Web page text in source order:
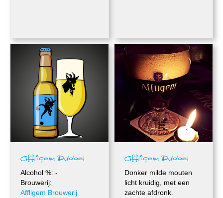
Affligem Dubbel
Alcohol %: -
Brouwerij:
Affligem Brouwerij
Affligem Dubbel
Donker milde mouten
licht kruidig, met een
zachte afdronk.